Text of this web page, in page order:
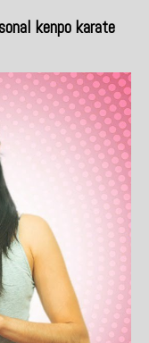
kenpo karate